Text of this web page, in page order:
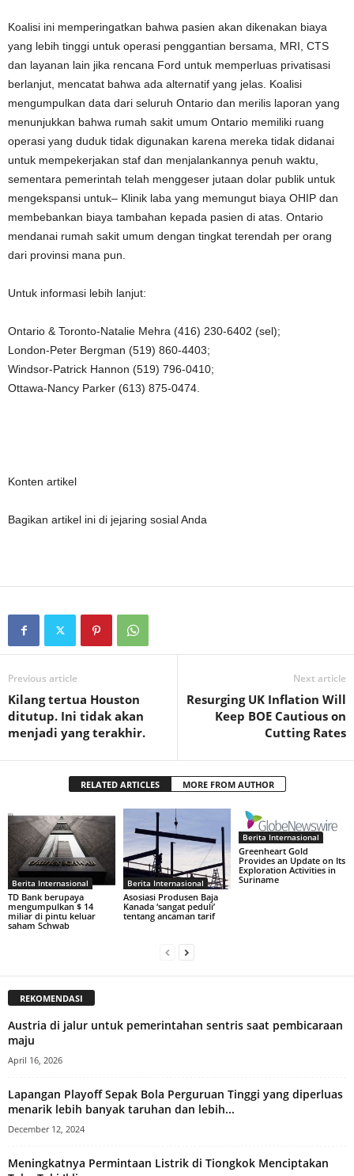
Koalisi ini memperingatkan bahwa pasien akan dikenakan biaya
yang lebih tinggi untuk operasi penggantian bersama, MRI, CTS
dan layanan lain jika rencana Ford untuk memperluas privatisasi
berlanjut, mencatat bahwa ada alternatif yang jelas. Koalisi
mengumpulkan data dari seluruh Ontario dan merilis laporan yang
menunjukkan bahwa rumah sakit umum Ontario memiliki ruang
operasi yang duduk tidak digunakan karena mereka tidak didanai
untuk mempekerjakan staf dan menjalankannya penuh waktu,
sementara pemerintah telah menggeser jutaan dolar publik untuk
mengekspansi untuk– Klinik laba yang memungut biaya OHIP dan
membebankan biaya tambahan kepada pasien di atas. Ontario
mendanai rumah sakit umum dengan tingkat terendah per orang
dari provinsi mana pun.
Untuk informasi lebih lanjut:
Ontario & Toronto-Natalie Mehra (416) 230-6402 (sel);
London-Peter Bergman (519) 860-4403;
Windsor-Patrick Hannon (519) 796-0410;
Ottawa-Nancy Parker (613) 875-0474.
Konten artikel
Bagikan artikel ini di jejaring sosial Anda
Previous article
Kilang tertua Houston
ditutup. Ini tidak akan
menjadi yang terakhir.
Next article
Resurging UK Inflation Will
Keep BOE Cautious on
Cutting Rates
RELATED ARTICLES MORE FROM AUTHOR
Berita Internasional
TD Bank berupaya
mengumpulkan $ 14
miliar di pintu keluar
saham Schwab
Berita Internasional
Asosiasi Produsen Baja
Kanada ‘sangat peduli’
tentang ancaman tarif
Berita Internasional
Greenheart Gold
Provides an Update on Its
Exploration Activities in
Suriname
REKOMENDASI
Austria di jalur untuk pemerintahan sentris saat pembicaraan
maju
April 16, 2026
Lapangan Playoff Sepak Bola Perguruan Tinggi yang diperluas
menarik lebih banyak taruhan dan lebih...
December 12, 2024
Meningkatnya Permintaan Listrik di Tiongkok Menciptakan